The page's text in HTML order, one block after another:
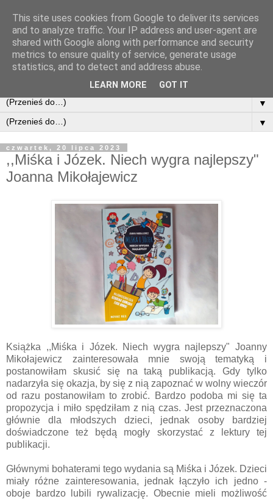
▼
▼
czwartek, 20 lipca 2023
,,Miśka i Józek. Niech wygra najlepszy"
Joanna Mikołajewicz
Książka ,,Miśka i Józek. Niech wygra najlepszy" Joanny
Mikołajewicz zainteresowała mnie swoją tematyką i
postanowiłam skusić się na taką publikacją. Gdy tylko
nadarzyła się okazja, by się z nią zapoznać w wolny wieczór
od razu postanowiłam to zrobić. Bardzo podoba mi się ta
propozycja i miło spędziłam z nią czas. Jest przeznaczona
głównie dla młodszych dzieci, jednak osoby bardziej
doświadczone też będą mogły skorzystać z lektury tej
publikacji.
Głównymi bohaterami tego wydania są Miśka i Józek. Dzieci
miały różne zainteresowania, jednak łączyło ich jedno -
oboje bardzo lubili rywalizację. Obecnie mieli możliwość
This site uses cookies from Google to deliver its services
and to analyze traffic. Your IP address and user-agent are
shared with Google along with performance and security
metrics to ensure quality of service, generate usage
statistics, and to detect and address abuse.
LEARN MORE GOT IT